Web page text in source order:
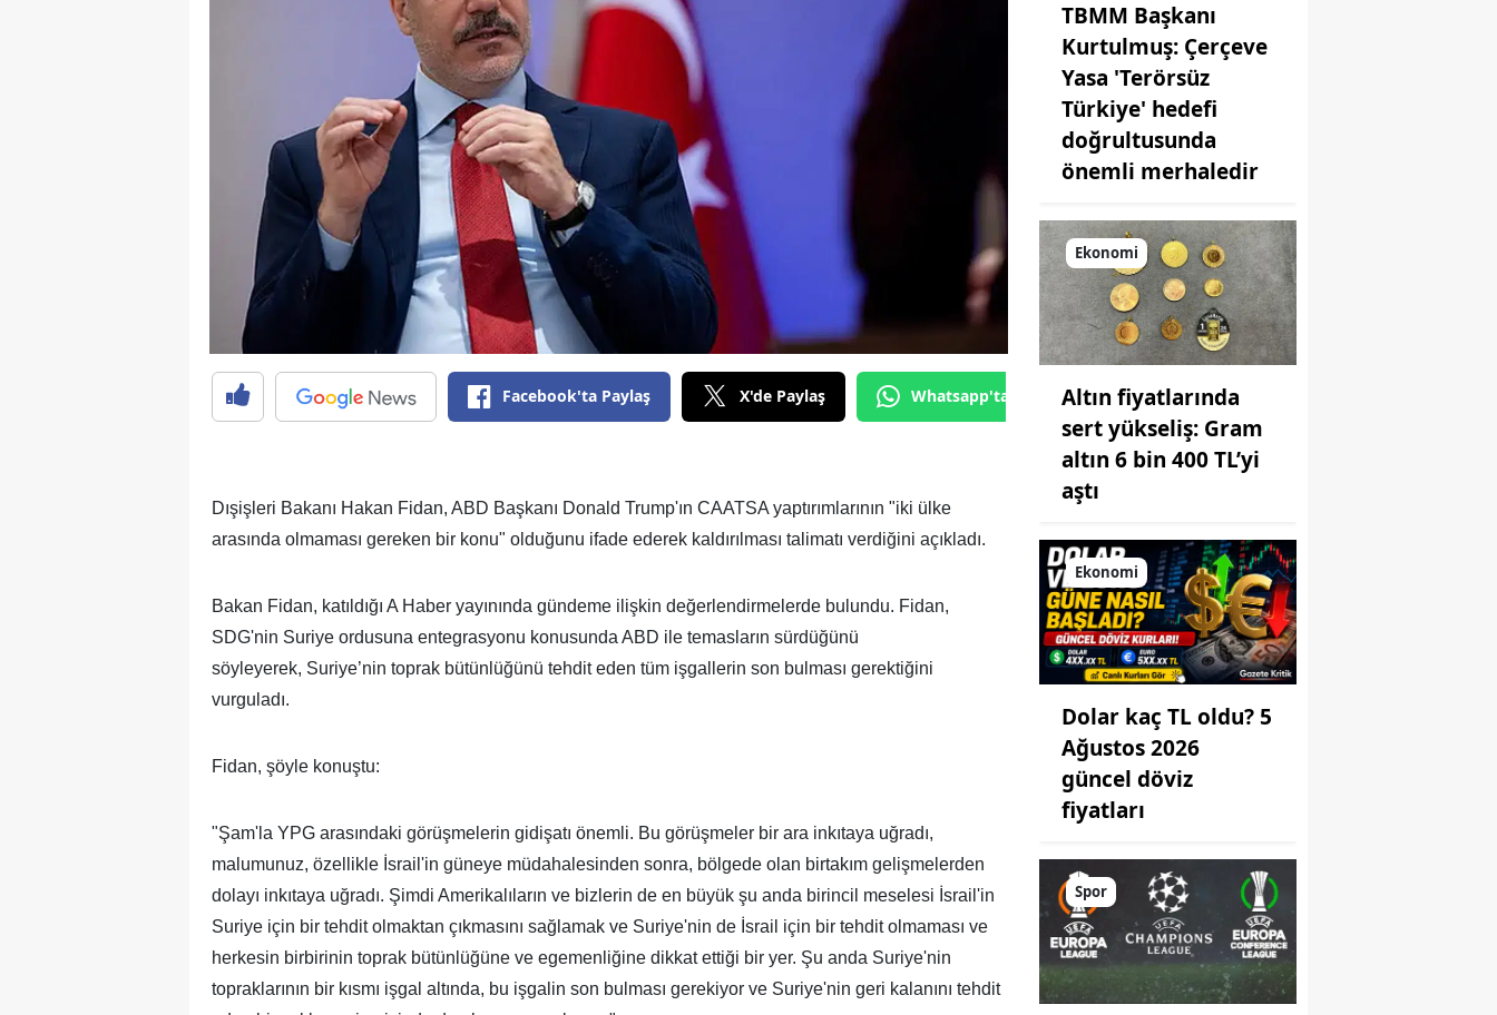
Facebook'ta Paylaş X'de Paylaş Whatsapp'tan Gönder
Dışişleri Bakanı Hakan Fidan, ABD Başkanı Donald Trump'ın CAATSA yaptırımlarının "iki ülke
arasında olmaması gereken bir konu" olduğunu ifade ederek kaldırılması talimatı verdiğini açıkladı.
Bakan Fidan, katıldığı A Haber yayınında gündeme ilişkin değerlendirmelerde bulundu. Fidan,
SDG'nin Suriye ordusuna entegrasyonu konusunda ABD ile temasların sürdüğünü
söyleyerek, Suriye’nin toprak bütünlüğünü tehdit eden tüm işgallerin son bulması gerektiğini
vurguladı.
Fidan, şöyle konuştu:
"Şam'la YPG arasındaki görüşmelerin gidişatı önemli. Bu görüşmeler bir ara inkıtaya uğradı,
malumunuz, özellikle İsrail'in güneye müdahalesinden sonra, bölgede olan birtakım gelişmelerden
dolayı inkıtaya uğradı. Şimdi Amerikalıların ve bizlerin de en büyük şu anda birincil meselesi İsrail'in
Suriye için bir tehdit olmaktan çıkmasını sağlamak ve Suriye'nin de İsrail için bir tehdit olmaması ve
herkesin birbirinin toprak bütünlüğüne ve egemenliğine dikkat ettiği bir yer. Şu anda Suriye'nin
topraklarının bir kısmı işgal altında, bu işgalin son bulması gerekiyor ve Suriye'nin geri kalanını tehdit
TBMM Başkanı
Kurtulmuş: Çerçeve
Yasa 'Terörsüz
Türkiye' hedefi
doğrultusunda
önemli merhaledir
Ekonomi
Altın fiyatlarında
sert yükseliş: Gram
altın 6 bin 400 TL’yi
aştı
Ekonomi
Dolar kaç TL oldu? 5
Ağustos 2026
güncel döviz
fiyatları
Spor